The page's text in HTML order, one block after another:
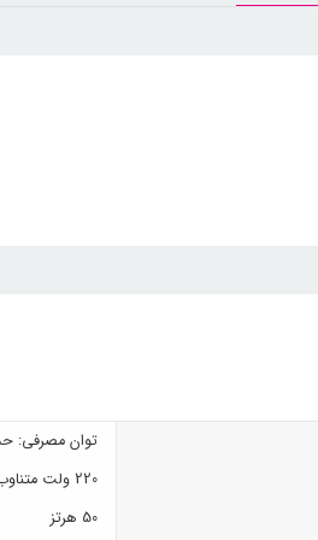
توان مصرفی:
220 ولت متناوب
50 هرتز